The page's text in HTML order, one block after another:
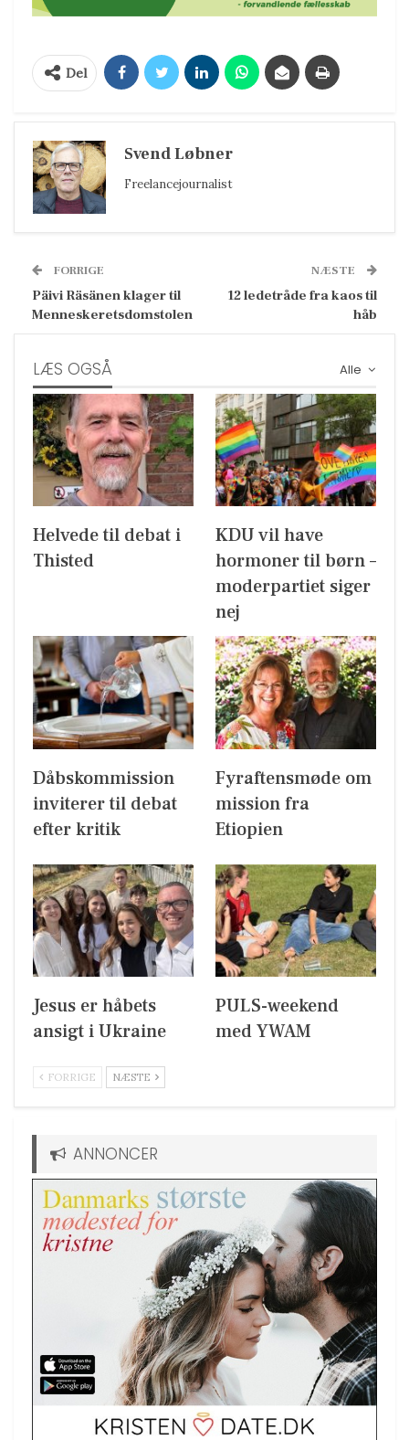
Del
Svend Løbner
Freelancejournalist
FORRIGE
Päivi Räsänen klager til
Menneskeretsdomstolen
NÆSTE
12 ledetråde fra kaos til
håb
Alle
LÆS OGSÅ
Helvede til debat i
Thisted
KDU vil have
hormoner til børn –
moderpartiet siger
nej
Dåbskommission
inviterer til debat
efter kritik
Fyraftensmøde om
mission fra
Etiopien
Jesus er håbets
ansigt i Ukraine
PULS-weekend
med YWAM
FORRIGE NÆSTE
ANNONCER